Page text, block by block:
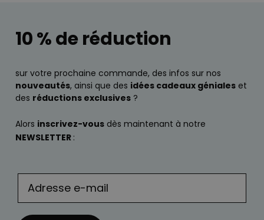
10 % de réduction
sur votre prochaine commande, des infos sur nos
nouveautés, ainsi que des idées cadeaux géniales et
des réductions exclusives ?
Alors inscrivez-vous dès maintenant à notre
NEWSLETTER :